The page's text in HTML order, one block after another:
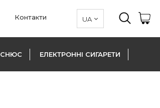
Контакти
СНЮС ЕЛЕКТРОННІ СИГАРЕТИ